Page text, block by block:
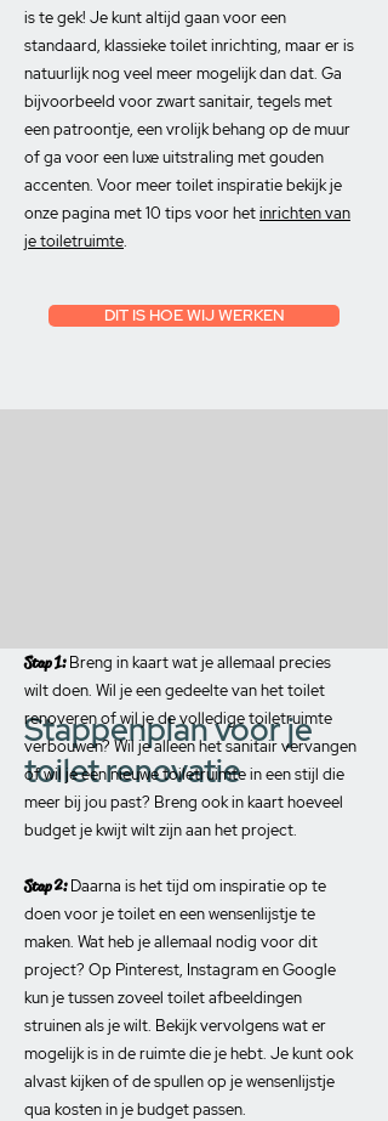
is te gek! Je kunt altijd gaan voor een
standaard, klassieke toilet inrichting, maar er is
natuurlijk nog veel meer mogelijk dan dat. Ga
bijvoorbeeld voor zwart sanitair, tegels met
een patroontje, een vrolijk behang op de muur
of ga voor een luxe uitstraling met gouden
accenten. Voor meer toilet inspiratie bekijk je
onze pagina met 10 tips voor hetinrichten van
je toiletruimte.
DIT IS HOE WIJ WERKEN
Stappenplan voor je
toilet renovatie
Stap 1: Breng in kaart wat je allemaal precies
wilt doen. Wil je een gedeelte van het toilet
renoveren of wil je de volledige toiletruimte
verbouwen? Wil je alleen het sanitair vervangen
of wil je een nieuwe toiletruimte in een stijl die
meer bij jou past? Breng ook in kaart hoeveel
budget je kwijt wilt zijn aan het project.
Stap 2: Daarna is het tijd om inspiratie op te
doen voor je toilet en een wensenlijstje te
maken. Wat heb je allemaal nodig voor dit
project? Op Pinterest, Instagram en Google
kun je tussen zoveel toilet afbeeldingen
struinen als je wilt. Bekijk vervolgens wat er
mogelijk is in de ruimte die je hebt. Je kunt ook
alvast kijken of de spullen op je wensenlijstje
qua kosten in je budget passen.